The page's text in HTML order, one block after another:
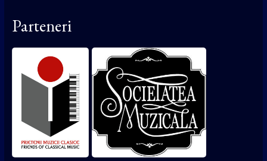
Parteneri